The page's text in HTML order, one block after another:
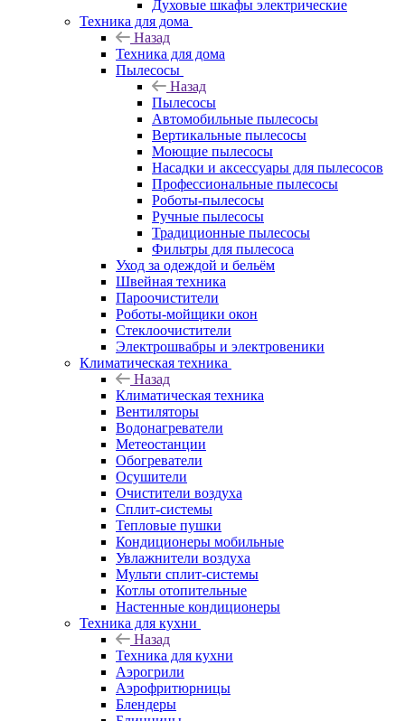
Духовые шкафы электрические
Техника для дома
Назад
Техника для дома
Пылесосы
Назад
Пылесосы
Автомобильные пылесосы
Вертикальные пылесосы
Моющие пылесосы
Насадки и аксессуары для пылесосов
Профессиональные пылесосы
Роботы-пылесосы
Ручные пылесосы
Традиционные пылесосы
Фильтры для пылесоса
Уход за одеждой и бельём
Швейная техника
Пароочистители
Роботы-мойщики окон
Стеклоочистители
Электрошвабры и электровеники
Климатическая техника
Назад
Климатическая техника
Вентиляторы
Водонагреватели
Метеостанции
Обогреватели
Осушители
Очистители воздуха
Сплит-системы
Тепловые пушки
Кондиционеры мобильные
Увлажнители воздуха
Мульти сплит-системы
Котлы отопительные
Настенные кондиционеры
Техника для кухни
Назад
Техника для кухни
Аэрогрили
Аэрофритюрницы
Блендеры